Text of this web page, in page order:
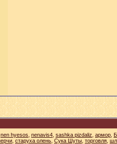
nen hyesos nenavis4 sashka pizdaliz армор
старуха олень Сука Шуты торговля